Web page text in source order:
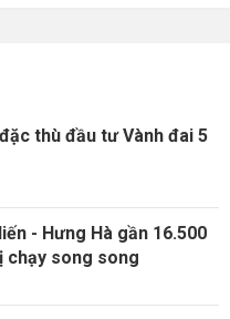
thù đầu tư Vành đai 5
- Hưng Hà gần 16.500
chạy song song